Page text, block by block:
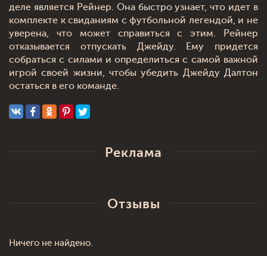
деле является Рейнер. Она быстро узнает, что идет в
комплекте к свиданиям с футбольной легендой, и не
уверена, что может справиться с этим. Рейнер
отказывается отпускать Джейду. Ему придется
собраться с силами и определиться с самой важной
игрой своей жизни, чтобы убедить Джейду Далтон
остаться в его команде.
Реклама
Отзывы
Ничего не найдено.